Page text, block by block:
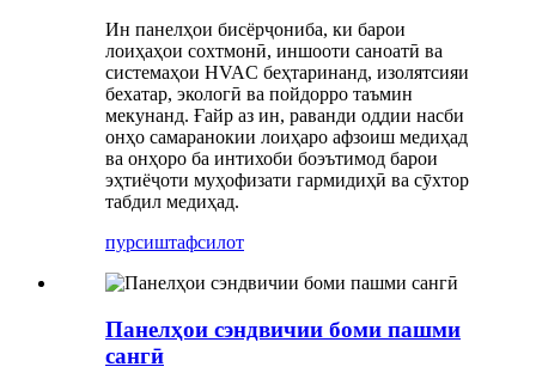
Ин панелҳои бисёрҷониба, ки барои
лоиҳаҳои сохтмонӣ, иншооти саноатӣ ва
системаҳои HVAC беҳтаринанд, изолятсияи
бехатар, экологӣ ва пойдорро таъмин
мекунанд. Ғайр аз ин, раванди оддии насби
онҳо самаранокии лоиҳаро афзоиш медиҳад
ва онҳоро ба интихоби боэътимод барои
эҳтиёҷоти муҳофизати гармидиҳӣ ва сӯхтор
табдил медиҳад.
пурсиштафсилот
Панелҳои сэндвичии боми пашми
сангӣ